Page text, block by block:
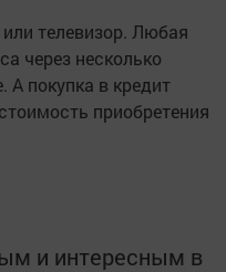
телевизор. Любая
через несколько
А покупка в кредит
приобретения
и интересным в